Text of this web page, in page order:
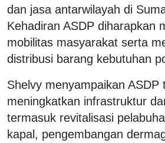
dan jasa antarwilayah di
Kehadiran ASDP diharapkan
mobilitas masyarakat serta
distribusi barang kebutuhan
Shelvy menyampaikan ASDP
meningkatkan infrastruktur
termasuk revitalisasi
kapal, pengembangan